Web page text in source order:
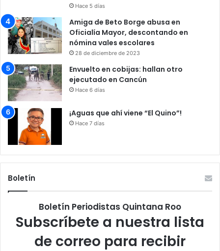
Hace 5 días
Amiga de Beto Borge abusa en
Oficialía Mayor, descontando en
nómina vales escolares
28 de diciembre de 2023
Envuelto en cobijas: hallan otro
ejecutado en Cancún
Hace 6 días
¡Aguas que ahí viene “El Quino”!
Hace 7 días
Boletín
Boletín Periodistas Quintana Roo
Subscríbete a nuestra lista
de correo para recibir